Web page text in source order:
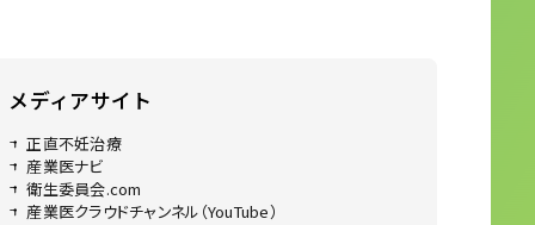
メディアサイト
正直不妊治療
産業医ナビ
衛生委員会.com
産業医クラウドチャンネル（YouTube）